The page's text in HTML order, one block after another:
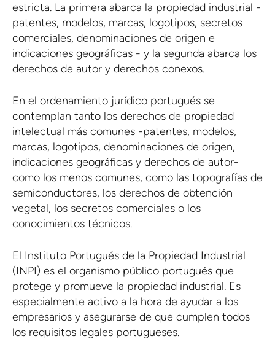
estricta. La primera abarca la propiedad industrial -
patentes, modelos, marcas, logotipos, secretos
comerciales, denominaciones de origen e
indicaciones geográficas - y la segunda abarca los
derechos de autor y derechos conexos.
En el ordenamiento jurídico portugués se
contemplan tanto los derechos de propiedad
intelectual más comunes -patentes, modelos,
marcas, logotipos, denominaciones de origen,
indicaciones geográficas y derechos de autor-
como los menos comunes, como las topografías de
semiconductores, los derechos de obtención
vegetal, los secretos comerciales o los
conocimientos técnicos.
El Instituto Portugués de la Propiedad Industrial
(INPI) es el organismo público portugués que
protege y promueve la propiedad industrial. Es
especialmente activo a la hora de ayudar a los
empresarios y asegurarse de que cumplen todos
los requisitos legales portugueses.